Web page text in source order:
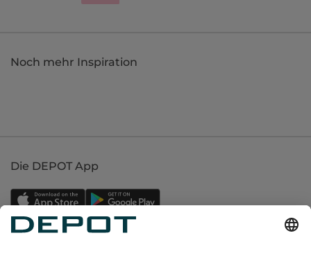
Noch mehr Inspiration
Die DEPOT App